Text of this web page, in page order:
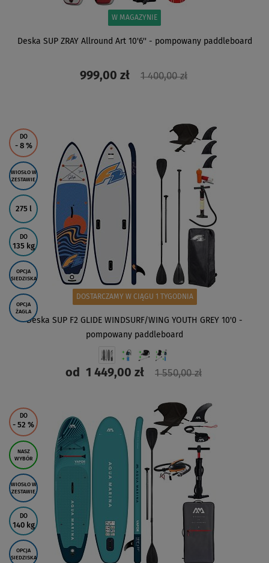
W MAGAZYNIE
Deska SUP ZRAY Allround Art 10'6'' - pompowany paddleboard
999,00 zł 1 400,00 zł
DO
- 8 %
WIOSŁO W
ZESTAWIE
275 l
DO
135 kg
OPCJA
SIEDZISKA
OPCJA
ŻAGLA
DOSTARCZAMY W CIĄGU 1 TYGODNIA
Deska SUP F2 GLIDE WINDSURF/WING YOUTH GREY 10'0 -
pompowany paddleboard
od 1 449,00 zł 1 550,00 zł
DO
- 52 %
NASZ
WYBÓR
WIOSŁO W
ZESTAWIE
DO
140 kg
OPCJA
SIEDZISKA